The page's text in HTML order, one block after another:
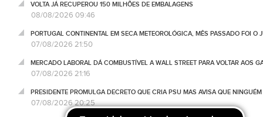
VOLTA JÁ RECUPEROU 150 MILHÕES DE EMBALAGENS
08/08/2026 09:46
PORTUGAL CONTINENTAL EM SECA METEOROLÓGICA, MÊS PASSADO FOI O
07/08/2026 21:50
MERCADO LABORAL DÁ COMBUSTÍVEL A WALL STREET PARA VOLTAR AOS
07/08/2026 21:16
PRESIDENTE PROMULGA DECRETO QUE CRIA PSU MAS AVISA QUE
07/08/2026 20:25